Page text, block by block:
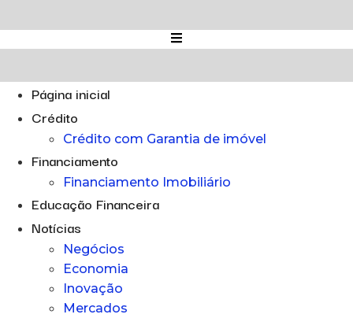
para
o
Página inicial
Crédito
Crédito com Garantia de imóvel
Financiamento
Financiamento Imobiliário
Educação Financeira
Notícias
Negócios
Economia
Inovação
Mercados